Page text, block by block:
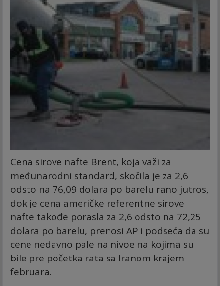
Cena sirove nafte Brent, koja važi za
međunarodni standard, skočila je za 2,6
odsto na 76,09 dolara po barelu rano jutros,
dok je cena američke referentne sirove
nafte takođe porasla za 2,6 odsto na 72,25
dolara po barelu, prenosi AP i podseća da su
cene nedavno pale na nivoe na kojima su
bile pre početka rata sa Iranom krajem
februara.